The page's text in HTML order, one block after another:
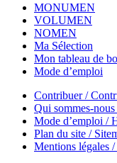
MONUMEN
VOLUMEN
NOMEN
Ma Sélection
Mon tableau de
Mode d’emploi
Contribuer /
Qui sommes-
Mode d’emploi /
Plan du site /
Mentions légales